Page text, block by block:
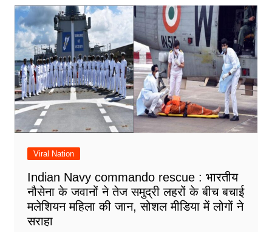
Viral Nation
Indian Navy commando rescue : भारतीय
नौसेना के जवानों ने तेज समुद्री लहरों के बीच बचाई
मलेशियन महिला की जान, सोशल मीडिया में लोगों ने
सराहा